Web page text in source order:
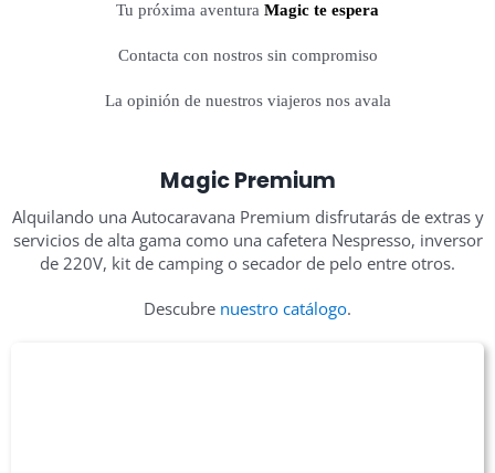
Tu próxima aventura Magic te espera
Contacta con nostros sin compromiso
La opinión de nuestros viajeros nos avala
Magic Premium
Alquilando una Autocaravana Premium disfrutarás de extras y
servicios de alta gama como una cafetera Nespresso, inversor
de 220V, kit de camping o secador de pelo entre otros.
Descubre nuestro catálogo.